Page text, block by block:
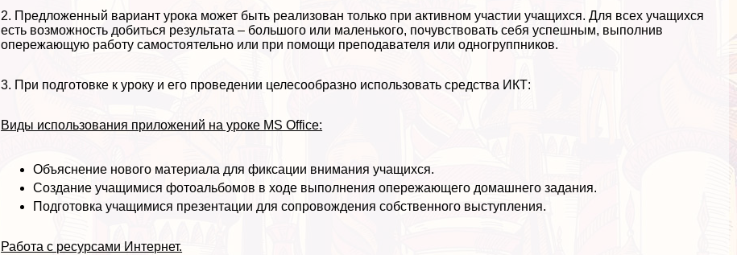
2. Предложенный вариант урока может быть реализован только при активном участии учащихся. Для всех учащихся
есть возможность добиться результата – большого или маленького, почувствовать себя успешным, выполнив
опережающую работу самостоятельно или при помощи преподавателя или одногруппников.
3. При подготовке к уроку и его проведении целесообразно использовать средства ИКТ:
Виды использования приложений на уроке MS Office:
Объяснение нового материала для фиксации внимания учащихся.
Создание учащимися фотоальбомов в ходе выполнения опережающего домашнего задания.
Подготовка учащимися презентации для сопровождения собственного выступления.
Работа с ресурсами Интернет.